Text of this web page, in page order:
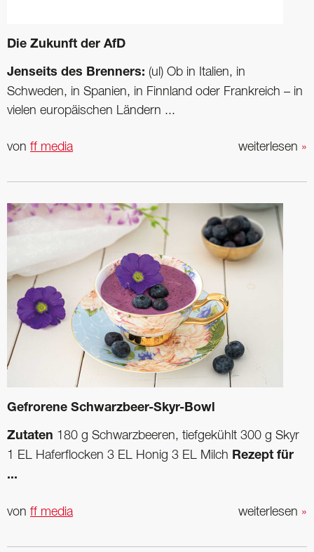
Die Zukunft der AfD
Jenseits des Brenners: (ul) Ob in Italien, in
Schweden, in Spanien, in Finnland oder Frankreich – in
vielen europäischen Ländern ...
weiterlesen »
von ff media
Gefrorene Schwarzbeer-Skyr-Bowl
Zutaten 180 g Schwarzbeeren, tiefgekühlt 300 g Skyr
1 EL Haferflocken 3 EL Honig 3 EL Milch Rezept für
...
weiterlesen »
von ff media